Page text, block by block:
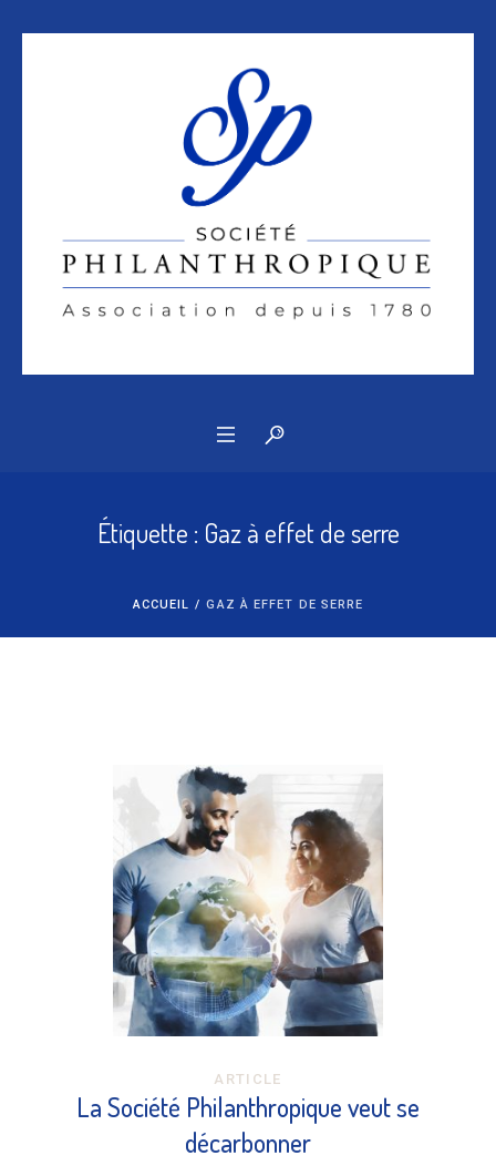
Étiquette : Gaz à effet de serre
ACCUEIL / GAZ À EFFET DE SERRE
ARTICLE
La Société Philanthropique veut se
décarbonner